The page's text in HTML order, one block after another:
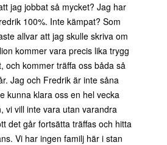
jag jobbat så mycket? Jag har
100%. Inte kämpat? Som
allvar att jag skulle skriva om
kommer vara precis lika trygg
och kommer träffa oss båda så
Jag och Fredrik är inte såna
kunna klara oss en hel vecka
vi vill inte vara utan varandra
det går fortsätta träffas och hitta
Vi har ingen familj här i stan